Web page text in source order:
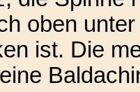
oben
ist. Die